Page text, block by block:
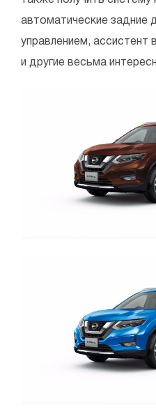
автоматические задние
управлением, ассистент
и другие весьма